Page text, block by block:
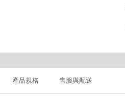
產品規格 售服與配送